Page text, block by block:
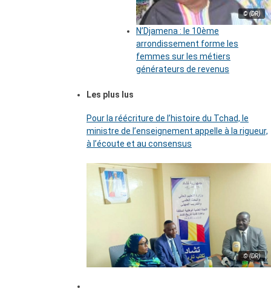
© (DR)
N’Djamena : le 10ème
arrondissement forme les
femmes sur les métiers
générateurs de revenus
Les plus lus
Pour la réécriture de l’histoire du Tchad, le
ministre de l’enseignement appelle à la rigueur,
à l’écoute et au consensus
© (DR)